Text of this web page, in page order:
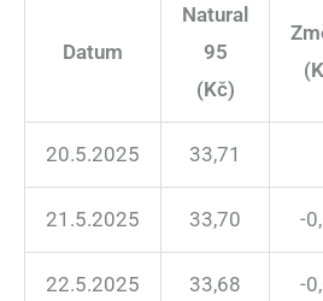
Datum
Natural
95
(Kč)
20.5.2025 33,71
21.5.2025 33,70 -
22.5.2025 33,68 -